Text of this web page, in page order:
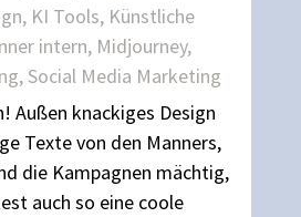
, KI Tools, Künstliche
intern, Midjourney,
,Social Media Marketing
Außen knackiges Design
Texte von den Manners,
die Kampagnen mächtig,
auch so eine coole